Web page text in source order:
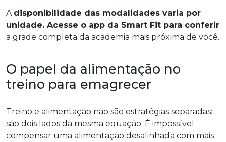
A disponibilidade das modalidades varia por
unidade. Acesse o app da Smart Fit para conferir
a grade completa da academia mais próxima de você.
O papel da alimentação no
treino para emagrecer
Treino e alimentação não são estratégias separadas:
são dois lados da mesma equação. É impossível
compensar uma alimentação desalinhada com mais